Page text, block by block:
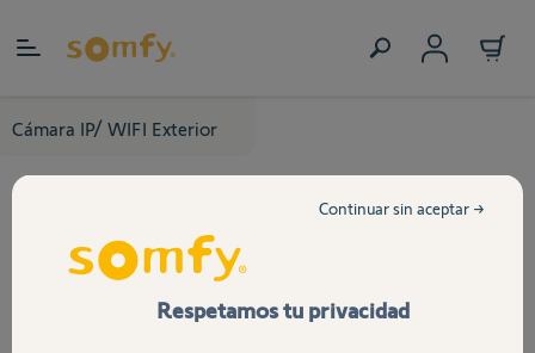
Cámara IP/ WIFI Exterior
Respetamos tu privacidad
Continuar sin aceptar →